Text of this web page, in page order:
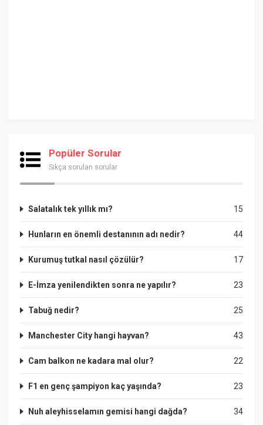
Popüler Sorular
Sıkça sorulan sorular
15
Salatalık tek yıllık mı?
44
Hunların en önemli destanının adı nedir?
17
Kurumuş tutkal nasıl çözülür?
23
E-İmza yenilendikten sonra ne yapılır?
25
Tabuğ nedir?
43
Manchester City hangi hayvan?
22
Cam balkon ne kadara mal olur?
23
F1 en genç şampiyon kaç yaşında?
34
Nuh aleyhisselamın gemisi hangi dağda?